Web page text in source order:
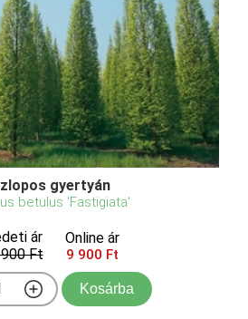
gyertyán
betulus 'Fastigiata'
ár
Ft
Online ár
9 900 Ft
Kosárba